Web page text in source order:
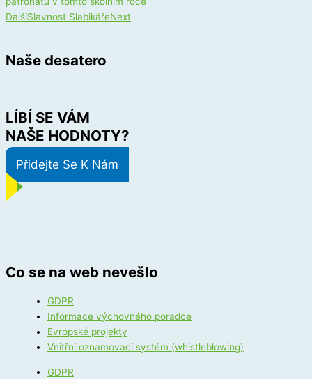
DalšíSlavnost SlabikářeNext
Naše desatero
LÍBÍ SE VÁM
NAŠE HODNOTY?
Přidejte Se K Nám
Co se na web nevešlo
GDPR
Informace výchovného poradce
Evropské projekty
Vnitřní oznamovací systém (whistleblowing)
GDPR